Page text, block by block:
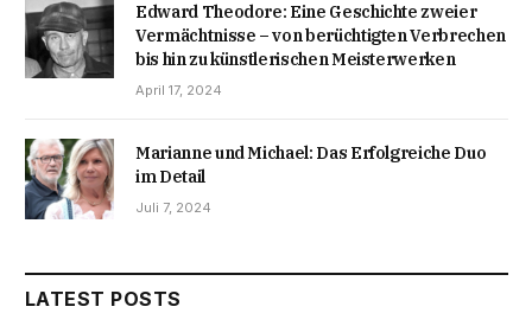
Edward Theodore: Eine Geschichte zweier
Vermächtnisse – von berüchtigten Verbrechen
bis hin zu künstlerischen Meisterwerken
April 17, 2024
Marianne und Michael: Das Erfolgreiche Duo
im Detail
Juli 7, 2024
LATEST POSTS